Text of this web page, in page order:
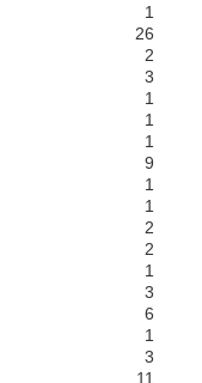
1
26
2
3
1
1
1
9
1
1
2
2
1
3
6
1
3
11